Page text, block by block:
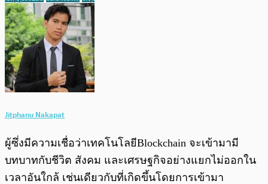
Jitphanu Nakapat
ผู้ซึ่งมีความเชื่อว่าเทคโนโลยีBlockchain จะเข้ามามี
บทบาทกับชีวิต สังคม และเศรษฐกิจอย่างแยกไม่ออกใน
เวลาอันใกล้ เช่นเดียวกับที่เกิดขึ้นโดยการเข้ามา